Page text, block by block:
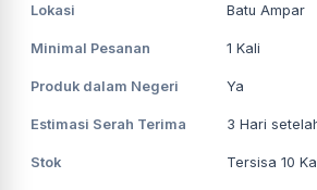
Lokasi Batu Ampar
Minimal Pesanan 1 Kali
Produk dalam Negeri Ya
Estimasi Serah Terima 3 Hari
Stok Tersisa 10